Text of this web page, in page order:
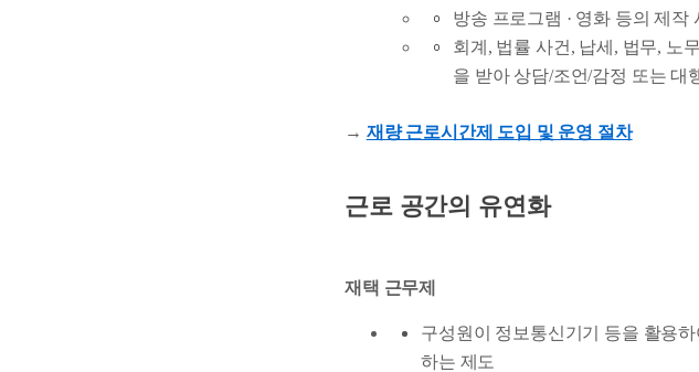
방송 프로그램 · 영화 등의 제
회계, 법률 사건, 납세, 법무, 노
을 받아 상담/조언/감정 또는 대
→ 재량 근로시간제 도입 및 운영 절차
근로 공간의 유연화
재택 근무제
구성원이 정보통신기기 등을 활용
하는 제도